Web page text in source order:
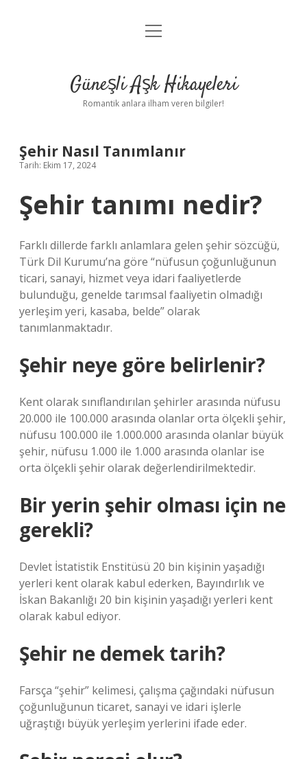
Anasayfa
Yasal Uyarı
menüyü
Güneşli Aşk Hikayeleri
Romantik anlara ilham veren bilgiler!
Şehir Nasıl Tanımlanır
Tarih: Ekim 17, 2024
Şehir tanımı nedir?
Farklı dillerde farklı anlamlara gelen şehir sözcüğü,
Türk Dil Kurumu’na göre “nüfusun çoğunluğunun
ticari, sanayi, hizmet veya idari faaliyetlerde
bulunduğu, genelde tarımsal faaliyetin olmadığı
yerleşim yeri, kasaba, belde” olarak
tanımlanmaktadır.
Şehir neye göre belirlenir?
Kent olarak sınıflandırılan şehirler arasında nüfusu
20.000 ile 100.000 arasında olanlar orta ölçekli şehir,
nüfusu 100.000 ile 1.000.000 arasında olanlar büyük
şehir, nüfusu 1.000 ile 1.000 arasında olanlar ise
orta ölçekli şehir olarak değerlendirilmektedir.
Bir yerin şehir olması için ne
gerekli?
Devlet İstatistik Enstitüsü 20 bin kişinin yaşadığı
yerleri kent olarak kabul ederken, Bayındırlık ve
İskan Bakanlığı 20 bin kişinin yaşadığı yerleri kent
olarak kabul ediyor.
Şehir ne demek tarih?
Farsça “şehir” kelimesi, çalışma çağındaki nüfusun
çoğunluğunun ticaret, sanayi ve idari işlerle
uğraştığı büyük yerleşim yerlerini ifade eder.